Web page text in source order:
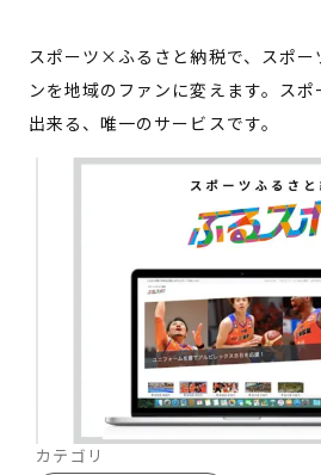
スポーツ×ふるさと納税で、スポー
ンを地域のファンに変えます。ス
出来る、唯一のサービスです。
カテゴリ